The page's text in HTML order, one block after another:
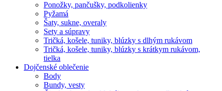
Ponožky, pančušky, podkolienky
Pyžamá
Šaty, sukne, overaly
Sety a súpravy
Tričká, košele, tuniky, blúzky s dlhým rukávom
Tričká, košele, tuniky, blúzky s krátkym rukávom,
tielka
Dojčenské oblečenie
Body
Bundy, vesty